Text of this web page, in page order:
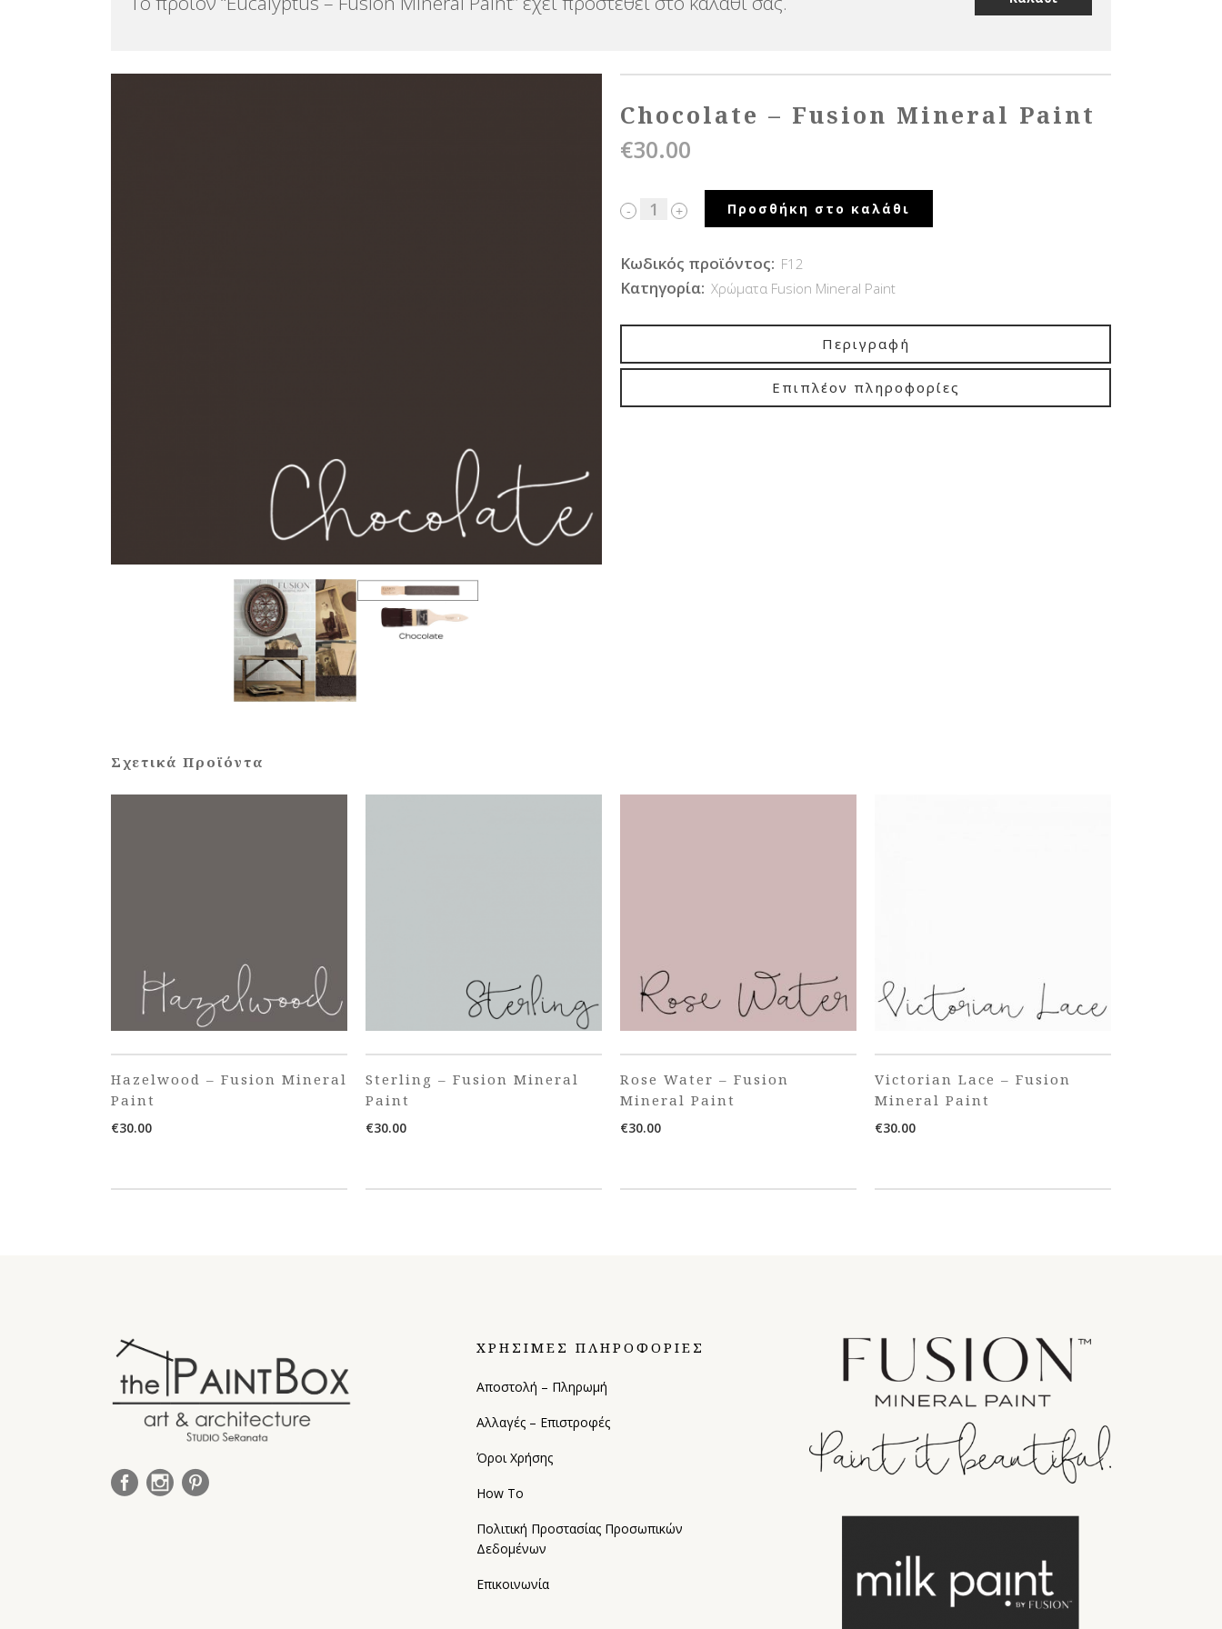
Chocolate – Fusion Mineral Paint
€30.00
Προσθήκη στο καλάθι
Κωδικός προϊόντος: F12
Κατηγορία: Χρώματα Fusion Mineral Paint
Περιγραφή
Επιπλέον πληροφορίες
Σχετικά Προϊόντα
Hazelwood – Fusion Mineral
Paint
€30.00
Sterling – Fusion Mineral
Paint
€30.00
Rose Water – Fusion
Mineral Paint
€30.00
Victorian Lace – Fusion
Mineral Paint
€30.00
ΧΡΗΣΙΜΕΣ ΠΛΗΡΟΦΟΡΙΕΣ
Αποστολή – Πληρωμή
Αλλαγές – Επιστροφές
Όροι Χρήσης
How To
Πολιτική Προστασίας Προσωπικών
Δεδομένων
Επικοινωνία